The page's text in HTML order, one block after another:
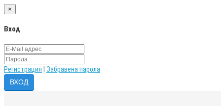
×
Вход
Регистрация Забравена парола